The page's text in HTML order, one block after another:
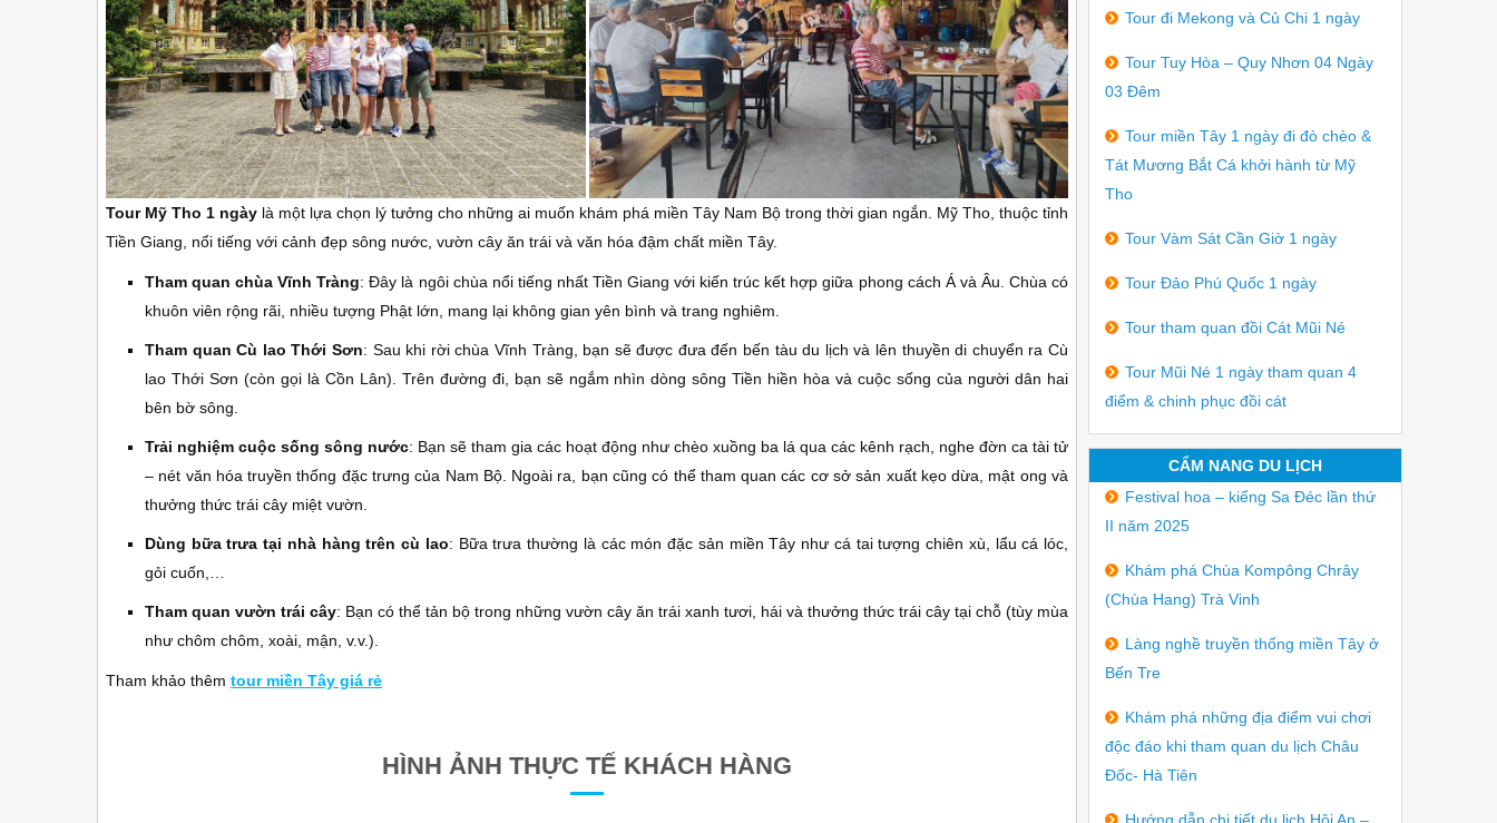
Tour Mỹ Tho 1 ngày là một lựa chọn lý tưởng cho những ai muốn khám phá miền Tây Nam Bộ trong thời gian ngắn. Mỹ Tho, thuộc tỉnh
Tiền Giang, nổi tiếng với cảnh đẹp sông nước, vườn cây ăn trái và văn hóa đậm chất miền Tây.
Tham quan chùa Vĩnh Tràng: Đây là ngôi chùa nổi tiếng nhất Tiền Giang với kiến trúc kết hợp giữa phong cách Á và Âu. Chùa có
khuôn viên rộng rãi, nhiều tượng Phật lớn, mang lại không gian yên bình và trang nghiêm.
Tham quan Cù lao Thới Sơn: Sau khi rời chùa Vĩnh Tràng, bạn sẽ được đưa đến bến tàu du lịch và lên thuyền di chuyển ra Cù
lao Thới Sơn (còn gọi là Cồn Lân). Trên đường đi, bạn sẽ ngắm nhìn dòng sông Tiền hiền hòa và cuộc sống của người dân hai
bên bờ sông.
Trải nghiệm cuộc sống sông nước: Bạn sẽ tham gia các hoạt động như chèo xuồng ba lá qua các kênh rạch, nghe đờn ca tài tử
– nét văn hóa truyền thống đặc trưng của Nam Bộ. Ngoài ra, bạn cũng có thể tham quan các cơ sở sản xuất kẹo dừa, mật ong và
thưởng thức trái cây miệt vườn.
Dùng bữa trưa tại nhà hàng trên cù lao: Bữa trưa thường là các món đặc sản miền Tây như cá tai tượng chiên xù, lẩu cá lóc,
gỏi cuốn,…
Tham quan vườn trái cây: Bạn có thể tản bộ trong những vườn cây ăn trái xanh tươi, hái và thưởng thức trái cây tại chỗ (tùy mùa
như chôm chôm, xoài, mận, v.v.).
Tham khảo thêm tour miền Tây giá rẻ
HÌNH ẢNH THỰC TẾ KHÁCH HÀNG
Tour đi Mekong và Củ Chi 1 ngày
Tour Tuy Hòa – Quy Nhơn 04 Ngày
03 Đêm
Tour miền Tây 1 ngày đi đò chèo &
Tát Mương Bắt Cá khởi hành từ Mỹ
Tho
Tour Vàm Sát Cần Giờ 1 ngày
Tour Đảo Phú Quốc 1 ngày
Tour tham quan đồi Cát Mũi Né
Tour Mũi Né 1 ngày tham quan 4
điểm & chinh phục đồi cát
CẨM NANG DU LỊCH
Festival hoa – kiểng Sa Đéc lần thứ
II năm 2025
Khám phá Chùa Kompông Chrây
(Chùa Hang) Trà Vinh
Làng nghề truyền thống miền Tây ở
Bến Tre
Khám phá những địa điểm vui chơi
độc đáo khi tham quan du lịch Châu
Đốc- Hà Tiên